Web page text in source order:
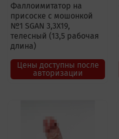
Фаллоимитатор на
присоске с мошонкой
№1 SGAN 3,3X19,
телесный (13,5 рабочая
длина)
Цены доступны после
авторизации